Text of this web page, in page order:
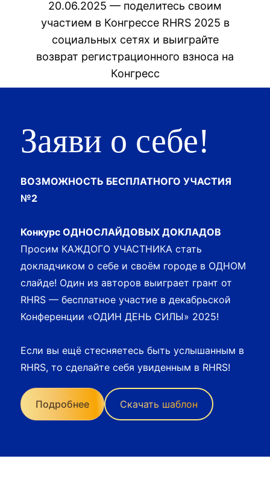
20.06.2025 — поделитесь своим
участием в Конгрессе RHRS 2025 в
социальных сетях и выиграйте
возврат регистрационного взноса на
Конгресс
Заяви о себе!
ВОЗМОЖНОСТЬ БЕСПЛАТНОГО УЧАСТИЯ
№2
Конкурс ОДНОСЛАЙДОВЫХ ДОКЛАДОВ
Просим КАЖДОГО УЧАСТНИКА стать
докладчиком о себе и своём городе в ОДНОМ
слайде! Один из авторов выиграет грант от
RHRS — бесплатное участие в декабрьской
Конференции «ОДИН ДЕНЬ СИЛЫ» 2025!
Если вы ещё стесняетесь быть услышанным в
RHRS, то сделайте себя увиденным в RHRS!
Подробнее Скачать шаблон